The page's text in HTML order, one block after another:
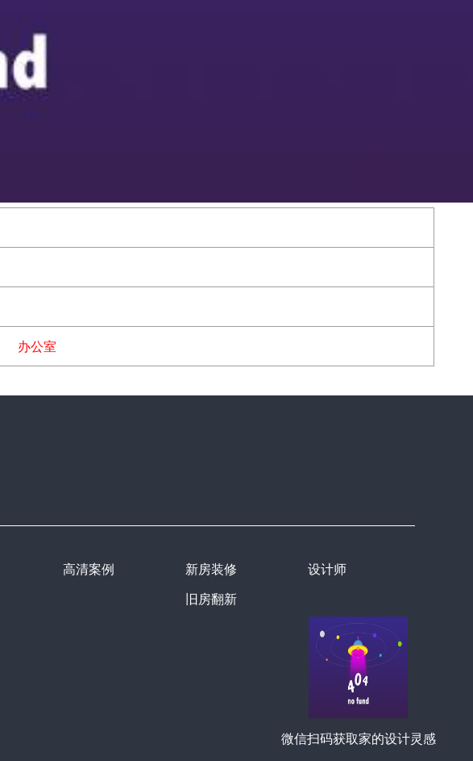
办公室
高清案例
新房装修
旧房翻新
设计师
微信扫码获取家的设计灵感